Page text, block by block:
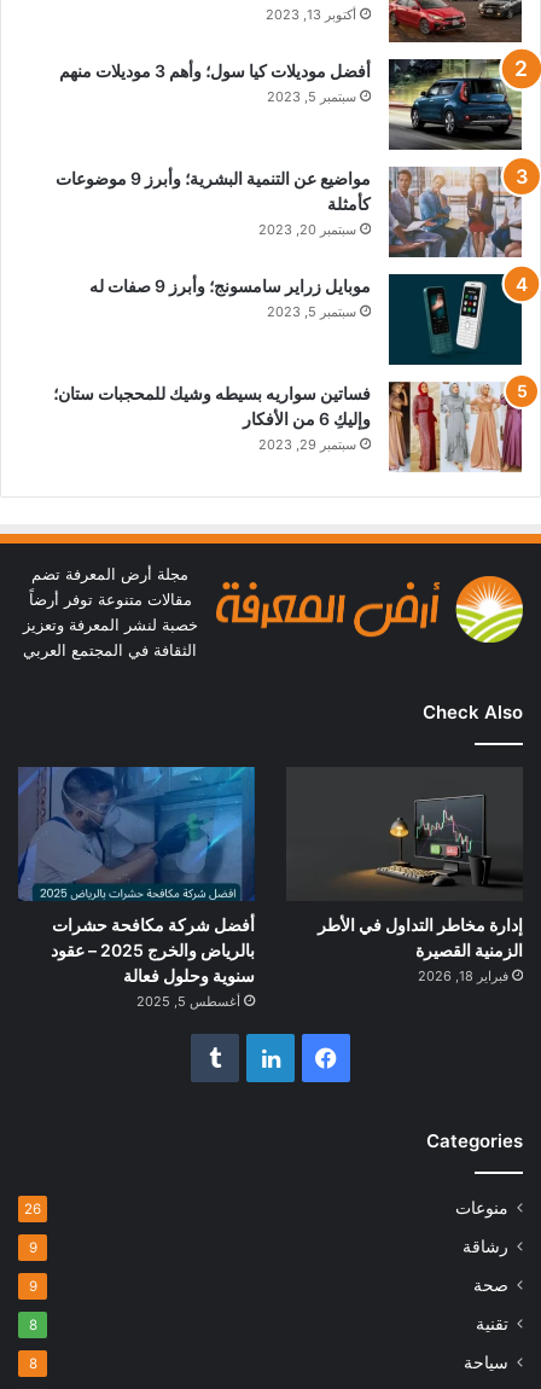
أكتوبر 13, 2023
أفضل موديلات كيا سول؛ وأهم 3 موديلات منهم
سبتمبر 5, 2023
مواضيع عن التنمية البشرية؛ وأبرز 9 موضوعات
كأمثلة
سبتمبر 20, 2023
موبايل زراير سامسونج؛ وأبرز 9 صفات له
سبتمبر 5, 2023
فساتين سواريه بسيطه وشيك للمحجبات ستان؛
وإليكِ 6 من الأفكار
سبتمبر 29, 2023
مجلة أرض المعرفة تضم
مقالات متنوعة توفر أرضاً
خصبة لنشر المعرفة وتعزيز
الثقافة في المجتمع العربي
Check Also
إدارة مخاطر التداول في الأطر
الزمنية القصيرة
فبراير 18, 2026
أفضل شركة مكافحة حشرات
بالرياض والخرج 2025 – عقود
سنوية وحلول فعالة
أغسطس 5, 2025
فيسبوكلينكدإن
‏Tumblr
Categories
منوعات 26
رشاقة 9
صحة 9
تقنية 8
سياحة 8